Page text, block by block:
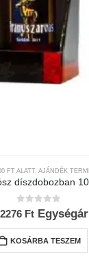
FT ALATT AJÁNDÉK
díszdobozban
0 az 5-ből
2276 Ft
KOSÁRBA TESZEM